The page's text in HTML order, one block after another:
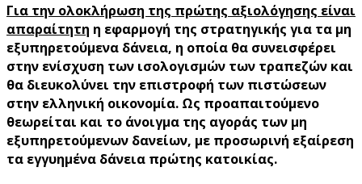
Για την ολοκλήρωση της πρώτης αξιολόγησης είναι
απαραίτητη η εφαρμογή της στρατηγικής για τα μη
εξυπηρετούμενα δάνεια, η οποία θα συνεισφέρει
στην ενίσχυση των ισολογισμών των τραπεζών και
θα διευκολύνει την επιστροφή των πιστώσεων
στην ελληνική οικονομία. Ως προαπαιτούμενο
θεωρείται και το άνοιγμα της αγοράς των μη
εξυπηρετούμενων δανείων, με προσωρινή εξαίρεση
τα εγγυημένα δάνεια πρώτης κατοικίας.